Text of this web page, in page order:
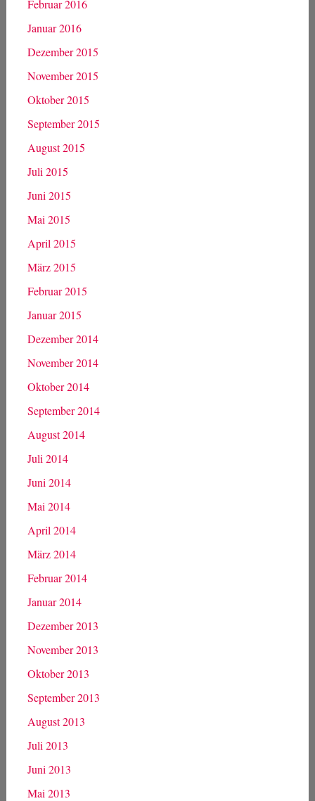
Februar 2016
Januar 2016
Dezember 2015
November 2015
Oktober 2015
September 2015
August 2015
Juli 2015
Juni 2015
Mai 2015
April 2015
März 2015
Februar 2015
Januar 2015
Dezember 2014
November 2014
Oktober 2014
September 2014
August 2014
Juli 2014
Juni 2014
Mai 2014
April 2014
März 2014
Februar 2014
Januar 2014
Dezember 2013
November 2013
Oktober 2013
September 2013
August 2013
Juli 2013
Juni 2013
Mai 2013